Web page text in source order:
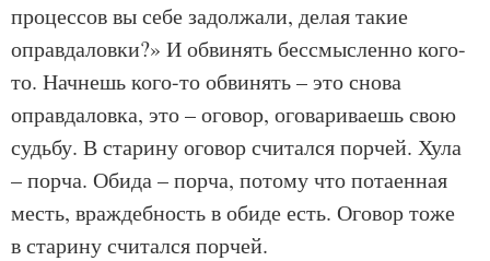
процессов вы себе задолжали, делая такие
оправдаловки?» И обвинять бессмысленно кого-
то. Начнешь кого-то обвинять – это снова
оправдаловка, это – оговор, оговариваешь свою
судьбу. В старину оговор считался порчей. Хула
– порча. Обида – порча, потому что потаенная
месть, враждебность в обиде есть. Оговор тоже
в старину считался порчей.